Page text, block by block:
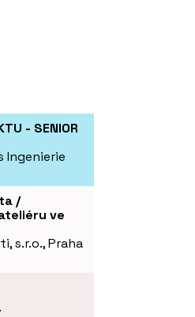
- SENIOR
Ingenierie
/
ve
s.r.o., Praha